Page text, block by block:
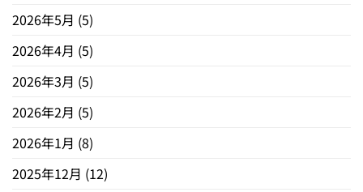
2026年5月 (5)
2026年4月 (5)
2026年3月 (5)
2026年2月 (5)
2026年1月 (8)
2025年12月 (12)